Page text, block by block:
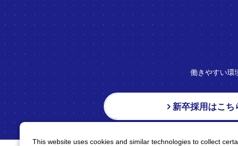
働きやすい環
新卒採用はこち
This website uses cookies and similar technologies to collect